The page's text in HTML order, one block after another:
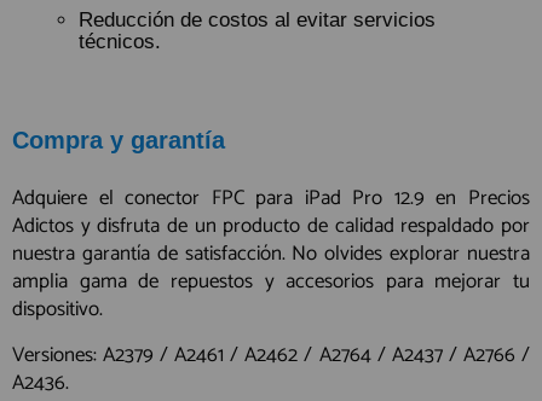
Reducción de costos al evitar servicios
técnicos.
Compra y garantía
Adquiere el conector FPC para iPad Pro 12.9 en Precios
Adictos y disfruta de un producto de calidad respaldado por
nuestra garantía de satisfacción. No olvides explorar nuestra
amplia gama de repuestos y accesorios para mejorar tu
dispositivo.
Versiones: A2379 / A2461 / A2462 / A2764 / A2437 / A2766 /
A2436.